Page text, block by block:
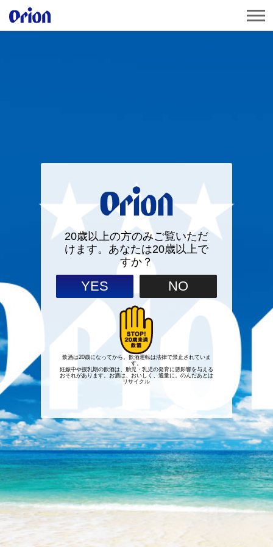
20歳以上の方のみご覧いただ
けます。あなたは20歳以上で
すか？
YES NO
飲酒は20歳になってから。飲酒運転は法律で禁止されていま
す。
妊娠中や授乳期の飲酒は、胎児・乳児の発育に悪影響を与える
おそれがあります。お酒は、おいしく、適量に。のんだあとは
リサイクル